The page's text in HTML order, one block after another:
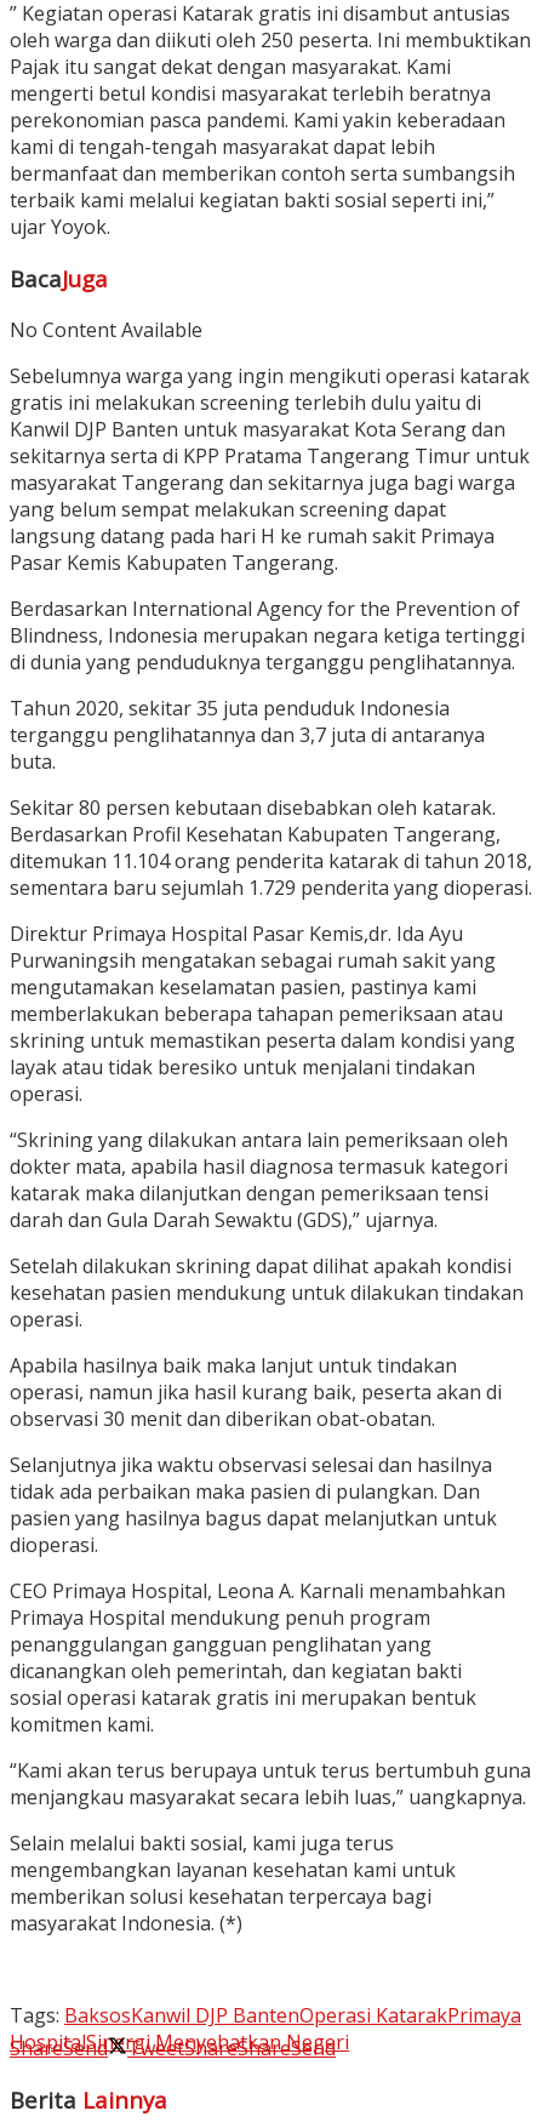
” Kegiatan operasi Katarak gratis ini disambut antusias
oleh warga dan diikuti oleh 250 peserta. Ini membuktikan
Pajak itu sangat dekat dengan masyarakat. Kami
mengerti betul kondisi masyarakat terlebih beratnya
perekonomian pasca pandemi. Kami yakin keberadaan
kami di tengah-tengah masyarakat dapat lebih
bermanfaat dan memberikan contoh serta sumbangsih
terbaik kami melalui kegiatan bakti sosial seperti ini,”
ujar Yoyok.
BacaJuga
No Content Available
Sebelumnya warga yang ingin mengikuti operasi katarak
gratis ini melakukan screening terlebih dulu yaitu di
Kanwil DJP Banten untuk masyarakat Kota Serang dan
sekitarnya serta di KPP Pratama Tangerang Timur untuk
masyarakat Tangerang dan sekitarnya juga bagi warga
yang belum sempat melakukan screening dapat
langsung datang pada hari H ke rumah sakit Primaya
Pasar Kemis Kabupaten Tangerang.
Berdasarkan International Agency for the Prevention of
Blindness, Indonesia merupakan negara ketiga tertinggi
di dunia yang penduduknya terganggu penglihatannya.
Tahun 2020, sekitar 35 juta penduduk Indonesia
terganggu penglihatannya dan 3,7 juta di antaranya
buta.
Sekitar 80 persen kebutaan disebabkan oleh katarak.
Berdasarkan Profil Kesehatan Kabupaten Tangerang,
ditemukan 11.104 orang penderita katarak di tahun 2018,
sementara baru sejumlah 1.729 penderita yang dioperasi.
Direktur Primaya Hospital Pasar Kemis,dr. Ida Ayu
Purwaningsih mengatakan sebagai rumah sakit yang
mengutamakan keselamatan pasien, pastinya kami
memberlakukan beberapa tahapan pemeriksaan atau
skrining untuk memastikan peserta dalam kondisi yang
layak atau tidak beresiko untuk menjalani tindakan
operasi.
“Skrining yang dilakukan antara lain pemeriksaan oleh
dokter mata, apabila hasil diagnosa termasuk kategori
katarak maka dilanjutkan dengan pemeriksaan tensi
darah dan Gula Darah Sewaktu (GDS),” ujarnya.
Setelah dilakukan skrining dapat dilihat apakah kondisi
kesehatan pasien mendukung untuk dilakukan tindakan
operasi.
Apabila hasilnya baik maka lanjut untuk tindakan
operasi, namun jika hasil kurang baik, peserta akan di
observasi 30 menit dan diberikan obat-obatan.
Selanjutnya jika waktu observasi selesai dan hasilnya
tidak ada perbaikan maka pasien di pulangkan. Dan
pasien yang hasilnya bagus dapat melanjutkan untuk
dioperasi.
CEO Primaya Hospital, Leona A. Karnali menambahkan
Primaya Hospital mendukung penuh program
penanggulangan gangguan penglihatan yang
dicanangkan oleh pemerintah, dan kegiatan bakti
sosial operasi katarak gratis ini merupakan bentuk
komitmen kami.
“Kami akan terus berupaya untuk terus bertumbuh guna
menjangkau masyarakat secara lebih luas,” uangkapnya.
Selain melalui bakti sosial, kami juga terus
mengembangkan layanan kesehatan kami untuk
memberikan solusi kesehatan terpercaya bagi
masyarakat Indonesia. (*)
Tags: BaksosKanwil DJP BantenOperasi KatarakPrimaya
HospitalSinergi Menyehatkan Negeri
ShareSend TweetShareShareSend
Berita Lainnya